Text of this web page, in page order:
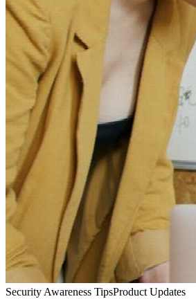
Security Awareness TipsProduct Updates